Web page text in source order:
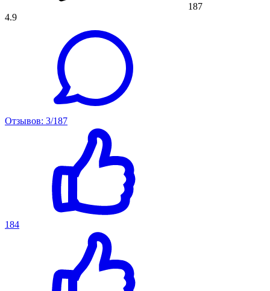
187
4.9
Отзывов: 3/187
184